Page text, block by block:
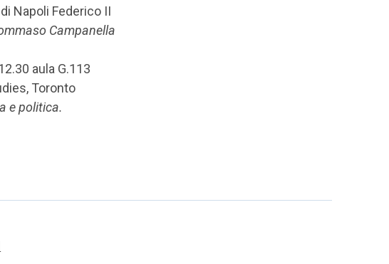
Napoli Federico II
Campanella
aula G.113
Toronto
e politica.